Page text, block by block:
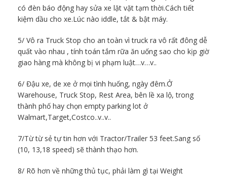
có đèn báo động hay sửa xe lặt vặt tạm thời.Cách tiết
kiệm dầu cho xe.Lúc nào iddle, tắt & bật máy.
5/ Vô ra Truck Stop cho an toàn vì truck ra vô rất đông dễ
quất vào nhau , tính toán tắm rữa ăn uống sao cho kịp giờ
giao hàng mà không bị vi phạm luật…v…v..
6/ Đậu xe, de xe ở mọi tình huống, ngày đêm.Ở
Warehouse, Truck Stop, Rest Area, bên lề xa lộ, trong
thành phố hay chọn empty parking lot ở
Walmart,Target,Costco..v..v..
7/Từ từ sẻ tự tin hơn với Tractor/Trailer 53 feet.Sang số
(10, 13,18 speed) sẽ thành thạo hơn.
8/ Rõ hơn về những thủ tục, phải làm gì tại Weight